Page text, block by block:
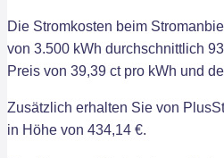
Die Stromkosten beim
von 3.500 kWh durchschnittlich
Preis von 39,39 ct pro kWh und
Zusätzlich erhalten Sie von
in Höhe von 434,14 €.